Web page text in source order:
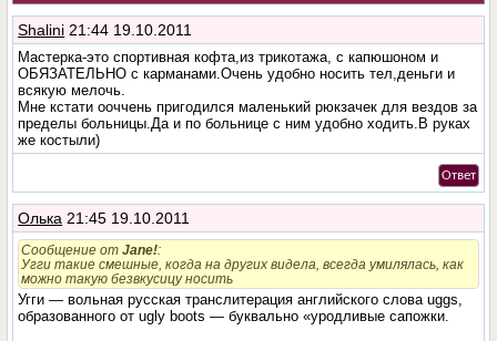
Shalini 21:44 19.10.2011
Мастерка-это спортивная кофта,из трикотажа, с капюшоном и
ОБЯЗАТЕЛЬНО с карманами.Очень удобно носить тел,деньги и
всякую мелочь.
Мне кстати ооччень пригодился маленький рюкзачек для вездов за
пределы больницы.Да и по больнице с ним удобно ходить.В руках
же костыли)
Ответ
Олька 21:45 19.10.2011
Сообщение отJane!:
Угги такие смешные, когда на других видела, всегда умилялась, как
можно такую безвкусицу носить
Угги — вольная русская транслитерация английского слова uggs,
образованного от ugly boots — буквально «уродливые сапожки.